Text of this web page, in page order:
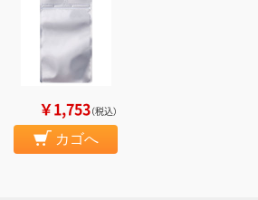
￥1,753（税込）
カゴへ